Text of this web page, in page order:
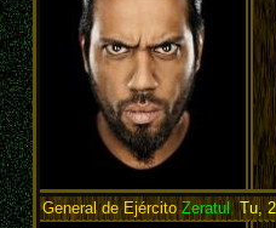
General de EjércitoZeratul, Tu,